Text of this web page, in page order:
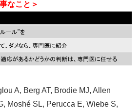
なこと＞
A, Berg AT, Brodie MJ, Allen
Moshé SL, Perucca E, Wiebe S,